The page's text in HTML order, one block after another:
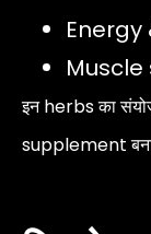
इन herbs का
supplement